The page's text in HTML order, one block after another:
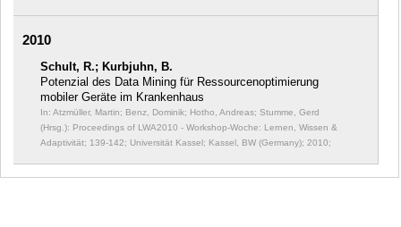
2010
Schult, R.; Kurbjuhn, B.
Potenzial des Data Mining für Ressourcenoptimierung
mobiler Geräte im Krankenhaus
In: Atzmüller, Martin; Benz, Dominik; Hotho, Andreas; Stumme, Gerd
(Hrsg.): Proceedings of LWA2010 - Workshop-Woche: Lernen, Wissen &
Adaptivität; 139-142; Universität Kassel; Kassel, BW (Germany); 2010;